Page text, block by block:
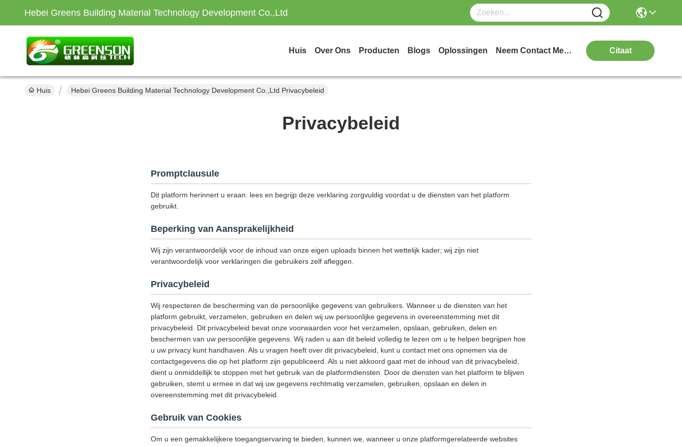
Hebei Greens Building Material Technology Development Co.,Ltd
Huis Over Ons Producten Blogs Oplossingen Neem Contact Met Ons Op Citaat
Huis Hebei Greens Building Material Technology Development Co.,Ltd Privacybeleid
Privacybeleid
Promptclausule
Dit platform herinnert u eraan: lees en begrijp deze verklaring zorgvuldig voordat u de diensten van het platform
gebruikt.
Beperking van Aansprakelijkheid
Wij zijn verantwoordelijk voor de inhoud van onze eigen uploads binnen het wettelijk kader; wij zijn niet
verantwoordelijk voor verklaringen die gebruikers zelf afleggen.
Privacybeleid
Wij respecteren de bescherming van de persoonlijke gegevens van gebruikers. Wanneer u de diensten van het
platform gebruikt, verzamelen, gebruiken en delen wij uw persoonlijke gegevens in overeenstemming met dit
privacybeleid. Dit privacybeleid bevat onze voorwaarden voor het verzamelen, opslaan, gebruiken, delen en
beschermen van uw persoonlijke gegevens. Wij raden u aan dit beleid volledig te lezen om u te helpen begrijpen hoe
u uw privacy kunt handhaven. Als u vragen heeft over dit privacybeleid, kunt u contact met ons opnemen via de
contactgegevens die op het platform zijn gepubliceerd. Als u niet akkoord gaat met de inhoud van dit privacybeleid,
dient u onmiddellijk te stoppen met het gebruik van de platformdiensten. Door de diensten van het platform te blijven
gebruiken, stemt u ermee in dat wij uw gegevens rechtmatig verzamelen, gebruiken, opslaan en delen in
overeenstemming met dit privacybeleid.
Gebruik van Cookies
Om u een gemakkelijkere toegangservaring te bieden, kunnen we, wanneer u onze platformgerelateerde websites